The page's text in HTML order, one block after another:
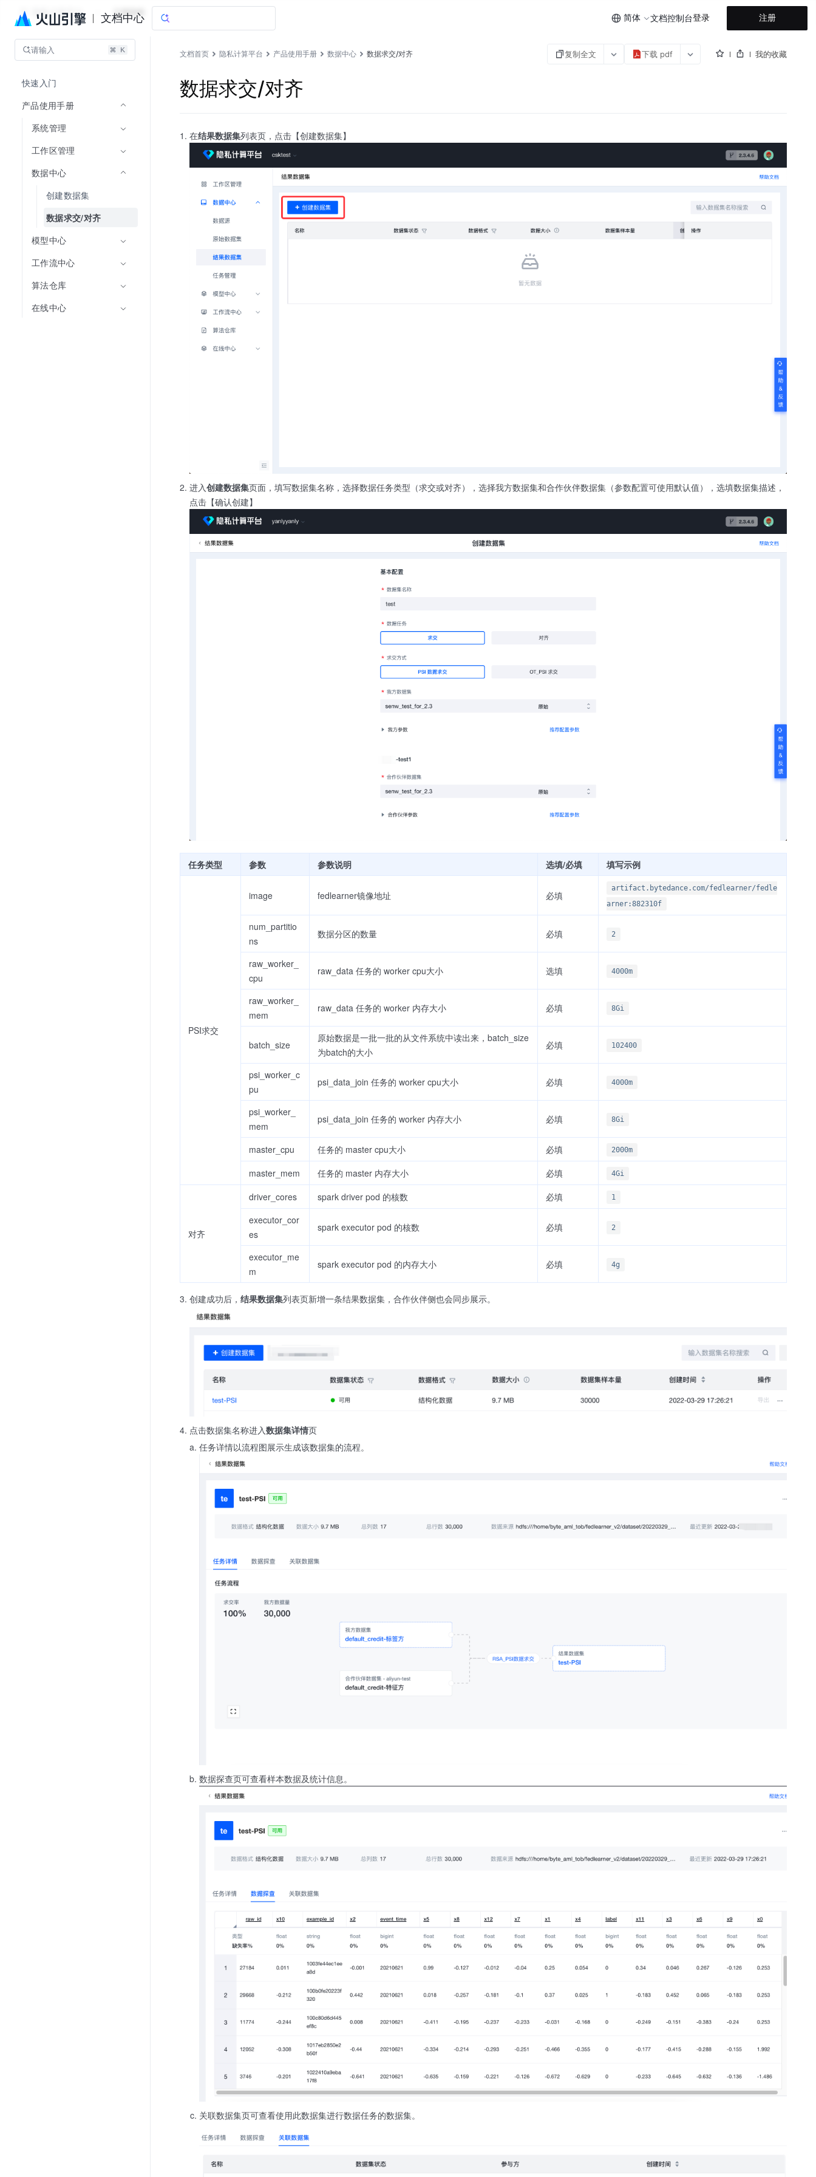
文档中心 简体 文档控制台登录 注册
隐私计算平台 文档指南
请输入
快速入门
产品使用手册
系统管理
工作区管理
数据中心
创建数据集
数据求交/对齐
模型中心
工作流中心
算法仓库
在线中心
文档首页 隐私计算平台 产品使用手册 数据中心 数据求交/对齐 复制全文 下载 pdf 我的收藏
数据求交/对齐
在结果数据集列表页，点击【创建数据集】
进入创建数据集页面，填写数据集名称，选择数据任务类型（求交或对齐），选择我方数据集和合作伙伴数据集（参数配置可使用默认值），选填数据集描述，
点击【确认创建】
任务类型 参数 参数说明 选填/必填 填写示例
PSI求交
image fedlearner镜像地址 必填
artifact.bytedance.com/fedlearner/fedle
arner:882310f
num_partitio
ns
数据分区的数量 必填 2
raw_worker_
cpu
raw_data 任务的 worker cpu大小 选填 4000m
raw_worker_
mem
raw_data 任务的 worker 内存大小 必填 8Gi
batch_size
原始数据是一批一批的从文件系统中读出来，batch_size
为batch的大小
必填 102400
psi_worker_c
pu
psi_data_join 任务的 worker cpu大小 必填 4000m
psi_worker_
mem
psi_data_join 任务的 worker 内存大小 必填 8Gi
master_cpu 任务的 master cpu大小 必填 2000m
master_mem 任务的 master 内存大小 必填 4Gi
对齐
driver_cores spark driver pod 的核数 必填 1
executor_cor
es
spark executor pod 的核数 必填 2
executor_me
m
spark executor pod 的内存大小 必填 4g
创建成功后， 结果数据集列表页新增一条结果数据集，合作伙伴侧也会同步展示。
点击数据集名称进入数据集详情页
任务详情以流程图展示生成该数据集的流程。
数据探查页可查看样本数据及统计信息。
关联数据集页可查看使用此数据集进行数据任务的数据集。